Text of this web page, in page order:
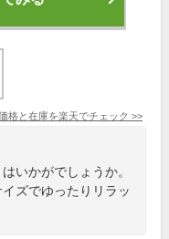
格と在庫を楽天でチェック >>
いかがでしょうか。
ズでゆったりリラッ